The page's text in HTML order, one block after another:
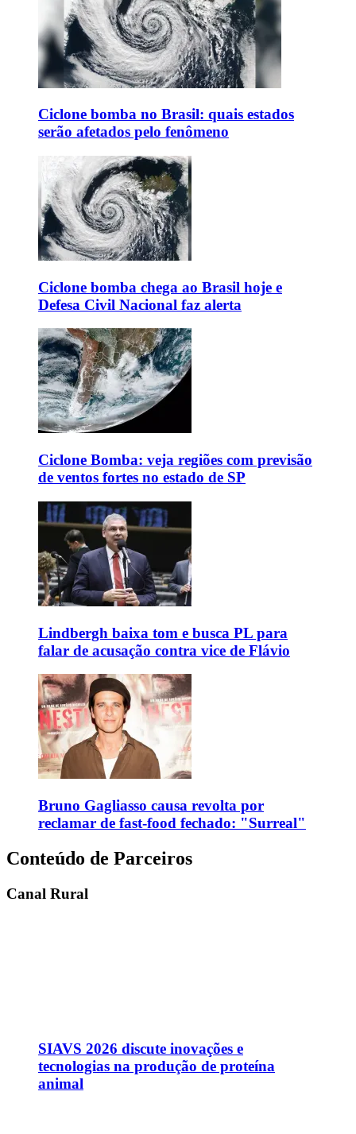
Ciclone bomba no Brasil: quais estados
serão afetados pelo fenômeno
Ciclone bomba chega ao Brasil hoje e
Defesa Civil Nacional faz alerta
Ciclone Bomba: veja regiões com previsão
de ventos fortes no estado de SP
Lindbergh baixa tom e busca PL para
falar de acusação contra vice de Flávio
Bruno Gagliasso causa revolta por
reclamar de fast-food fechado: "Surreal"
Conteúdo de Parceiros
Canal Rural
SIAVS 2026 discute inovações e
tecnologias na produção de proteína
animal